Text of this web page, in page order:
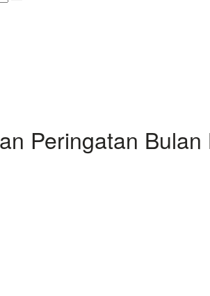
Peringatan